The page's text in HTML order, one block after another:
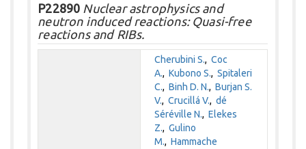
P22890 Nuclear astrophysics and
neutron induced reactions: Quasi-free
reactions and RIBs.
Cherubini S.,Coc
A.,Kubono S.,Spitaleri
C.,Binh D. N.,Burjan S.
V.,Crucillá V.,dé
Séréville N.,Elekes
Z.,Gulino
M.,Hammache